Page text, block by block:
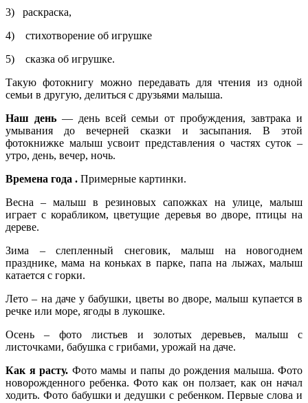
3) раскраска,
4) стихотворение об игрушке
5) сказка об игрушке.
Такую фотокнигу можно передавать для чтения из одной
семьи в другую, делиться с друзьями малыша.
Наш день— день всей семьи от пробуждения, завтрака и
умывания до вечерней сказки и засыпания. В этой
фотокнижке малыш усвоит представления о частях суток –
утро, день, вечер, ночь.
Времена года . Примерные картинки.
Весна – малыш в резиновых сапожках на улице, малыш
играет с корабликом, цветущие деревья во дворе, птицы на
дереве.
Зима – слепленный снеговик, малыш на новогоднем
празднике, мама на коньках в парке, папа на лыжах, малыш
катается с горки.
Лето – на даче у бабушки, цветы во дворе, малыш купается в
речке или море, ягоды в лукошке.
Осень – фото листьев и золотых деревьев, малыш с
листочками, бабушка с грибами, урожай на даче.
Как я расту. Фото мамы и папы до рождения малыша. Фото
новорожденного ребенка. Фото как он ползает, как он начал
ходить. Фото бабушки и дедушки с ребенком. Первые слова и